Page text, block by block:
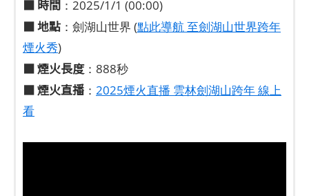
■ 時間 ：2025/1/1 (00:00)
■地點 ：劍湖山世界 (點此導航 至劍湖山世界跨年
煙火秀)
■煙火長度：888秒
■ 煙火直播 ： 2025煙火直播 雲林劍湖山跨年 線上
看